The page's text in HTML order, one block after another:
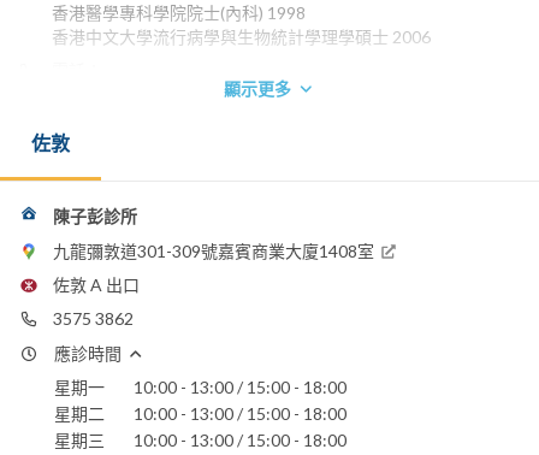
香港醫學專科學院院士(內科) 1998
香港中文大學流行病學與生物統計學理學碩士 2006
電郵：
dr.tpchan@gmail.com
香港浸信會醫院
聖德肋撒醫院
顯示更多
佐敦
陳子彭診所
九龍彌敦道301-309號嘉賓商業大廈1408室
佐敦 A 出口
3575 3862
應診時間
星期一
10:00 - 13:00 / 15:00 - 18:00
星期二
10:00 - 13:00 / 15:00 - 18:00
星期三
10:00 - 13:00 / 15:00 - 18:00